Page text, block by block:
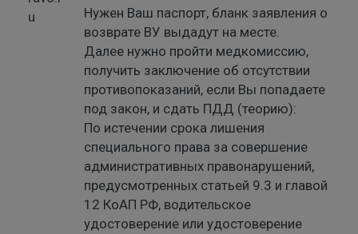
Нужен Ваш паспорт, бланк заявления о
возврате ВУ выдадут на месте.
Далее нужно пройти медкомиссию,
получить заключение об отсутствии
противопоказаний, если Вы попадаете
под закон, и сдать ПДД (теорию):
По истечении срока лишения
специального права за совершение
административных правонарушений,
предусмотренных статьей 9.3 и главой
12 КоАП РФ, водительское
удостоверение или удостоверение